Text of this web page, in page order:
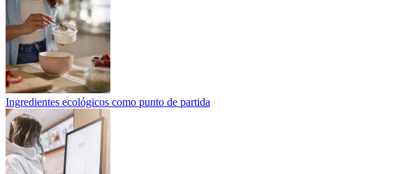
Ingredientes ecológicos como punto de partida